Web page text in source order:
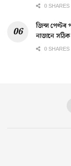
0 SHARES
জিন্স
নাজানে
0 SHARES